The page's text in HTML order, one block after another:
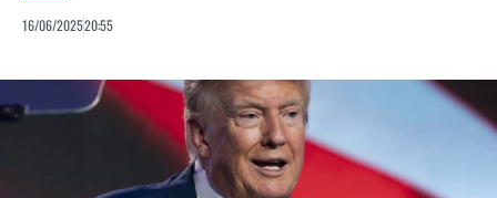
16/06/202520:55